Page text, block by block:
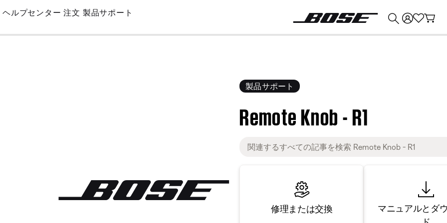
Skip
Main
ヘルプセンター 注文 製品サポート
製品サポート
Remote Knob - R1
修理または交換
マニュアルとダ